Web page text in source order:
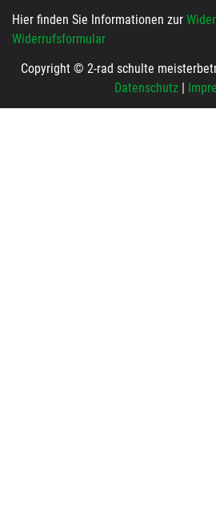
Hier finden Sie Informationen zur
Widerrufsformular
Copyright © 2-rad schulte
Datenschutz|